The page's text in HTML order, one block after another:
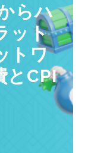
らハ
ット
トワ
とCPI